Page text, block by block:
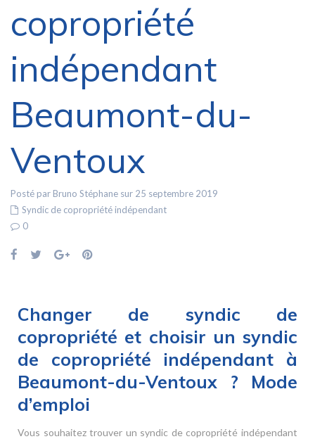
copropriété
indépendant
Beaumont-du-
Ventoux
Posté par Bruno Stéphane sur 25 septembre 2019
Syndic de copropriété indépendant
0
Changer de syndic de
copropriété et choisir un syndic
de copropriété indépendant à
Beaumont-du-Ventoux ? Mode
d’emploi
Vous souhaitez trouver un syndic de copropriété indépendant